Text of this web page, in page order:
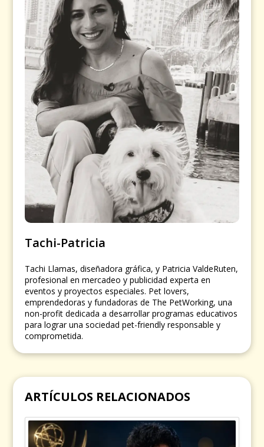
Tachi-Patricia
Tachi Llamas, diseñadora gráfica, y Patricia ValdeRuten,
profesional en mercadeo y publicidad experta en
eventos y proyectos especiales. Pet lovers,
emprendedoras y fundadoras de The PetWorking, una
non-profit dedicada a desarrollar programas educativos
para lograr una sociedad pet-friendly responsable y
comprometida.
ARTÍCULOS RELACIONADOS